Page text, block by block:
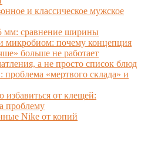
и классическое мужское
сравнение ширины
микробиом: почему концепция
больше не работает
а не просто список блюд
«мертвого склада» и
от клещей:
проблему
Nike от копий